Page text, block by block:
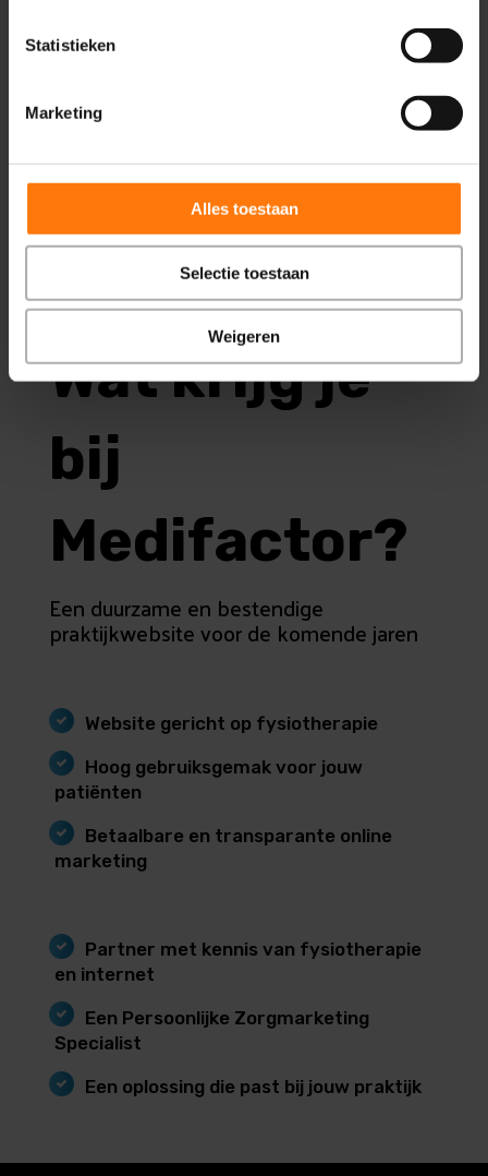
Statistieken
Marketing
Alles toestaan
Selectie toestaan
Weigeren
Met jouw persoonlijke zorgmarketing specialist zet je
Wat krijg je
bij
Medifactor?
Een duurzame en bestendige
praktijkwebsite voor de komende jaren
Website gericht op fysiotherapie
Hoog gebruiksgemak voor jouw
patiënten
Betaalbare en transparante online
marketing
Partner met kennis van fysiotherapie
en internet
Een Persoonlijke Zorgmarketing
Specialist
Een oplossing die past bij jouw praktijk